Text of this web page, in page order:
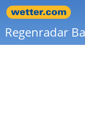
Regenradar